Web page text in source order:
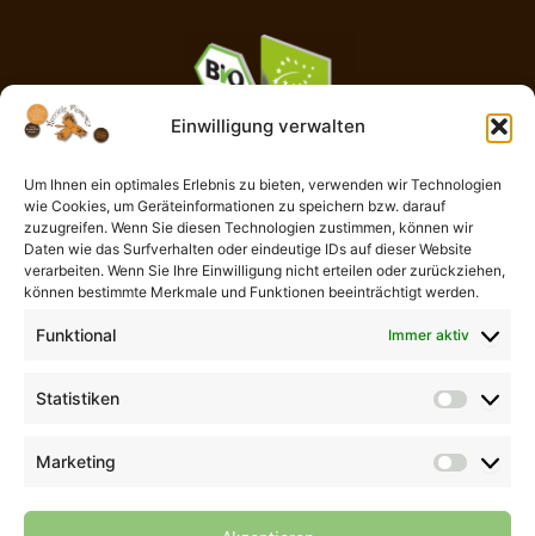
Einwilligung verwalten
Um Ihnen ein optimales Erlebnis zu bieten, verwenden wir Technologien
wie Cookies, um Geräteinformationen zu speichern bzw. darauf
zuzugreifen. Wenn Sie diesen Technologien zustimmen, können wir
Daten wie das Surfverhalten oder eindeutige IDs auf dieser Website
verarbeiten. Wenn Sie Ihre Einwilligung nicht erteilen oder zurückziehen,
können bestimmte Merkmale und Funktionen beeinträchtigt werden.
Funktional Immer aktiv
Statistiken
Marketing
AGB
Impressum
Widerrufsbelehrung
Liefer- und Zahlungsbedingungen